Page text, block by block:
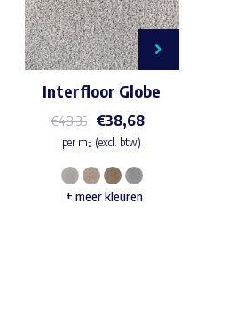
Interfloor Globe
€48,35 €38,68
per m² (excl. btw)
Dit
+ meer kleuren